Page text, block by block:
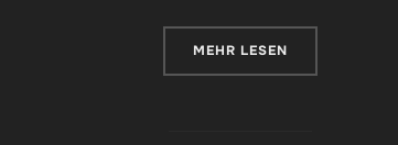
MEHR ÜBER „NEWS: 28.
LESEN